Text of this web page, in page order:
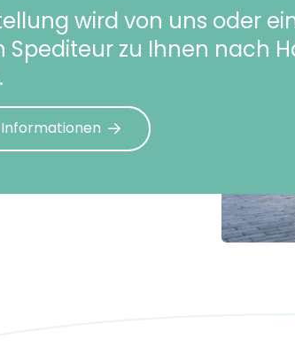
wird von uns oder
Spediteur zu Ihnen nach